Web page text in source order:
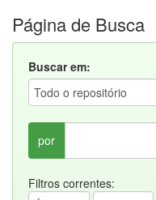
Página de Busca
Buscar em:
por
Filtros correntes: